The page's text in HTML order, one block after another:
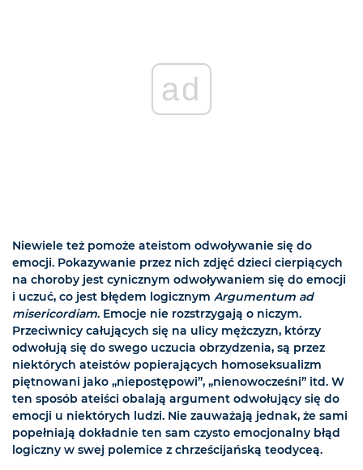
ad
Niewiele też pomoże ateistom odwoływanie się do
emocji. Pokazywanie przez nich zdjęć dzieci cierpiących
na choroby jest cynicznym odwoływaniem się do emocji
i uczuć, co jest błędem logicznym Argumentum ad
misericordiam. Emocje nie rozstrzygają o niczym.
Przeciwnicy całujących się na ulicy mężczyzn, którzy
odwołują się do swego uczucia obrzydzenia, są przez
niektórych ateistów popierających homoseksualizm
piętnowani jako „niepostępowi”, „nienowocześni” itd. W
ten sposób ateiści obalają argument odwołujący się do
emocji u niektórych ludzi. Nie zauważają jednak, że sami
popełniają dokładnie ten sam czysto emocjonalny błąd
logiczny w swej polemice z chrześcijańską teodyceą.